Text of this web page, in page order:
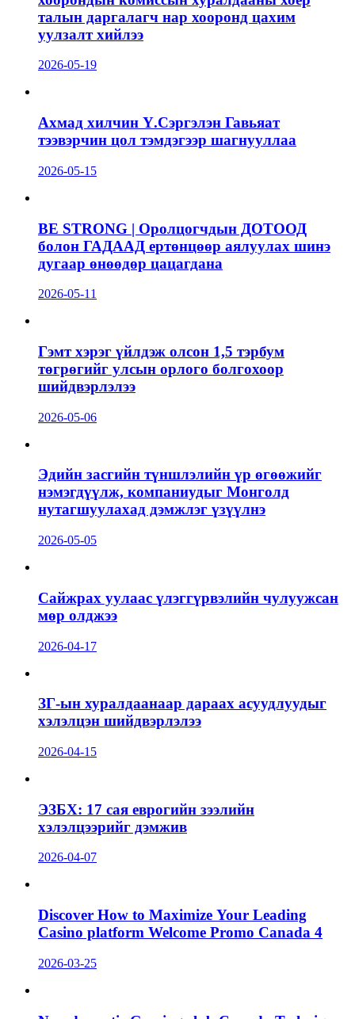
талын даргалагч нар хооронд цахим
уулзалт хийлээ
2026-05-19
Ахмад хилчин Ү.Сэргэлэн Гавьяат
тээвэрчин цол тэмдэгээр шагнууллаа
2026-05-15
BE STRONG | Оролцогчдын ДОТООД
болон ГАДААД ертөнцөөр аялуулах шинэ
дугаар өнөөдөр цацагдана
2026-05-11
Гэмт хэрэг үйлдэж олсон 1,5 тэрбум
төгрөгийг улсын орлого болгохоор
шийдвэрлэлээ
2026-05-06
Эдийн засгийн түншлэлийн үр өгөөжийг
нэмэгдүүлж, компаниудыг Монголд
нутагшуулахад дэмжлэг үзүүлнэ
2026-05-05
Сайжрах уулаас үлэггүрвэлийн чулуужсан
мөр олджээ
2026-04-17
ЗГ-ын хуралдаанаар дараах асуудлуудыг
хэлэлцэн шийдвэрлэлээ
2026-04-15
ЭЗБХ: 17 сая еврогийн зээлийн
хэлэлцээрийг дэмжив
2026-04-07
Discover How to Maximize Your Leading
Casino platform Welcome Promo Canada 4
2026-03-25